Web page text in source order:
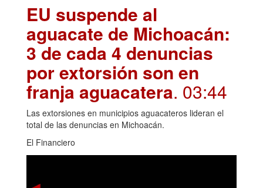
EU suspende al
aguacate de Michoacán:
3 de cada 4 denuncias
por extorsión son en
franja aguacatera. 03:44
Las extorsiones en municipios aguacateros lideran el
total de las denuncias en Michoacán.
El Financiero